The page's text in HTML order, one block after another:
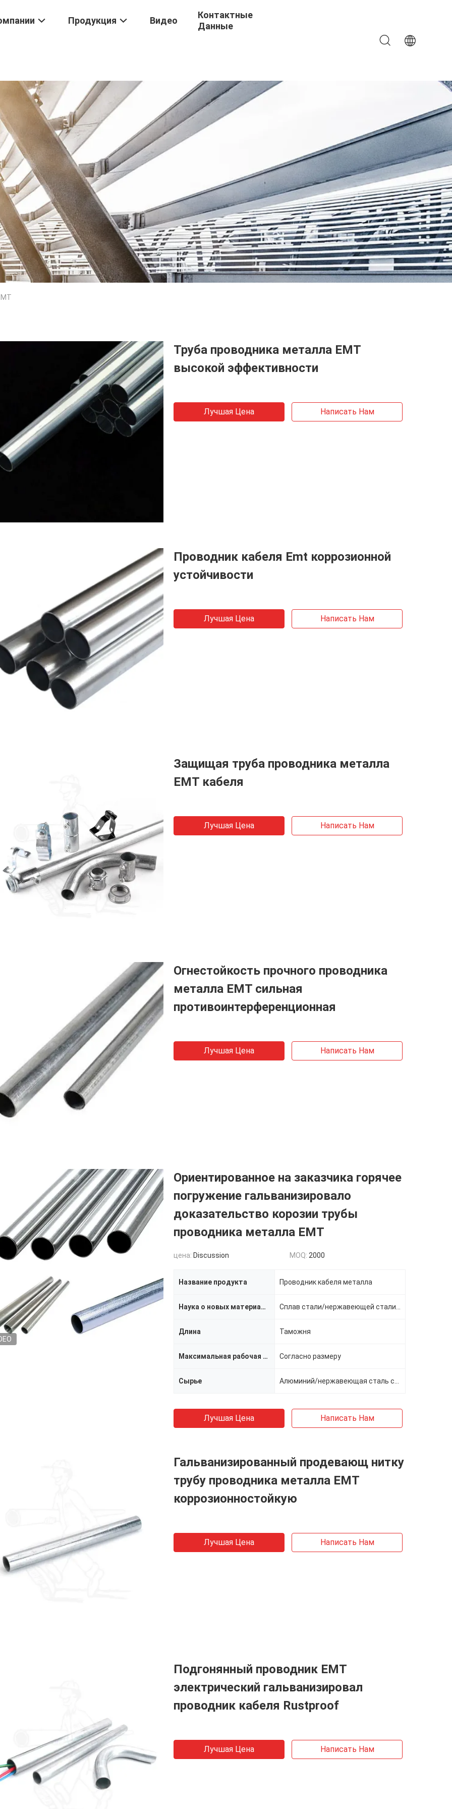
Продукция Видео
Контактные
Данные
Труба проводника металла EMT
высокой эффективности
Лучшая Цена Написать Нам
Проводник кабеля Emt коррозионной
устойчивости
Лучшая Цена Написать Нам
Защищая труба проводника металла
EMT кабеля
Лучшая Цена Написать Нам
Огнестойкость прочного проводника
металла EMT сильная
противоинтерференционная
Лучшая Цена Написать Нам
Ориентированное на заказчика горячее
погружение гальванизировало
доказательство корозии трубы
проводника металла EMT
цена: Discussion MOQ: 2000
Название продукта Проводник кабеля металла
Наука о новых материалах
Длина Таможня
Максимальная рабочая нагрузка Согласно размеру
Сырье
Лучшая Цена Написать Нам
Гальванизированный продевающ нитку
трубу проводника металла EMT
коррозионностойкую
Лучшая Цена Написать Нам
Подгонянный проводник EMT
электрический гальванизировал
проводник кабеля Rustproof
Лучшая Цена Написать Нам